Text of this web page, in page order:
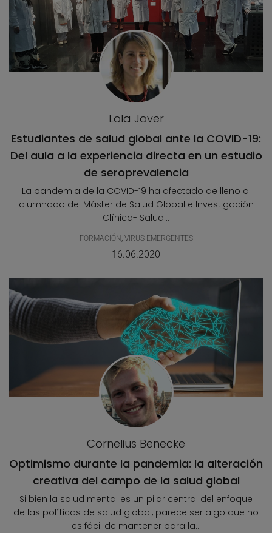
Lola Jover
Estudiantes de salud global ante la COVID-19:
Del aula a la experiencia directa en un estudio
de seroprevalencia
La pandemia de la COVID-19 ha afectado de lleno al
alumnado del Máster de Salud Global e Investigación
Clínica- Salud...
FORMACIÓN VIRUS EMERGENTES
16.06.2020
Cornelius Benecke
Optimismo durante la pandemia: la alteración
creativa del campo de la salud global
Si bien la salud mental es un pilar central del enfoque
de las políticas de salud global, parece ser algo que no
es fácil de mantener para la...